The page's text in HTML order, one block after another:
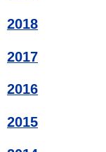
2018
2017
2016
2015